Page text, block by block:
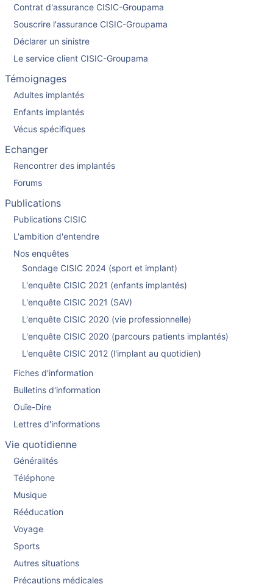
Contrat d'assurance CISIC-Groupama
Souscrire l'assurance CISIC-Groupama
Déclarer un sinistre
Le service client CISIC-Groupama
Témoignages
Adultes implantés
Enfants implantés
Vécus spécifiques
Echanger
Rencontrer des implantés
Forums
Publications
Publications CISIC
L'ambition d'entendre
Nos enquêtes
Sondage CISIC 2024 (sport et implant)
L'enquête CISIC 2021 (enfants implantés)
L'enquête CISIC 2021 (SAV)
L'enquête CISIC 2020 (vie professionnelle)
L'enquête CISIC 2020 (parcours patients implantés)
L'enquête CISIC 2012 (l'implant au quotidien)
Fiches d'information
Bulletins d'information
Ouïe-Dire
Lettres d'informations
Vie quotidienne
Généralités
Téléphone
Musique
Rééducation
Voyage
Sports
Autres situations
Précautions médicales